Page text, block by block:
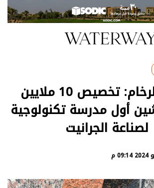
شعبة الرخام: تخصيص 10 ملايين
أول مدرسة تكنولوجية
لصناعة الجرانيت